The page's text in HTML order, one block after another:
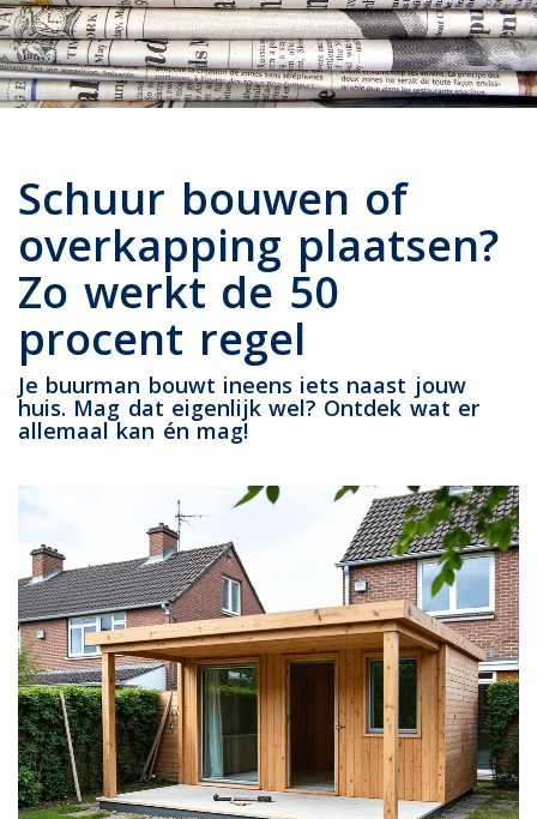
Schuur bouwen of
overkapping plaatsen?
Zo werkt de 50
procent regel
Je buurman bouwt ineens iets naast jouw
huis. Mag dat eigenlijk wel? Ontdek wat er
allemaal kan én mag!